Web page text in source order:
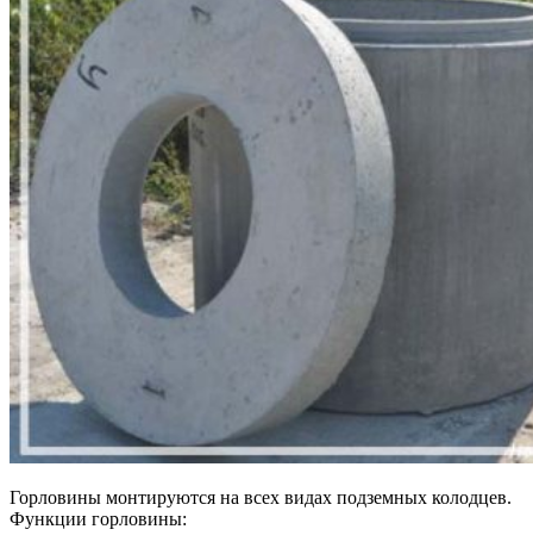
Горловины монтируются на всех видах подземных колодцев.
Функции горловины: